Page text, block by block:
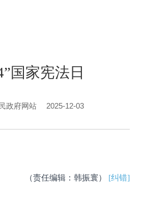
国家宪法日
政府网站 2025-12-03
（责任编辑：韩振寰） [纠错]